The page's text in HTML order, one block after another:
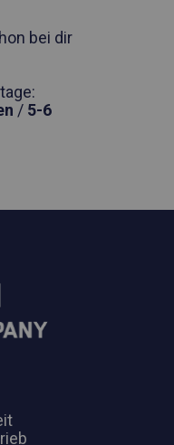
bei dir
/ 5-6